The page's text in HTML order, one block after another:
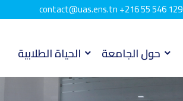
+216 55 546 129
contact@uas.ens.tn
حول الجامعة الحياة الطلابية